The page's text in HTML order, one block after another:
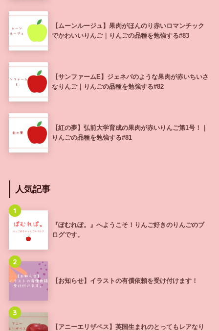
【ムーンルージュ】果肉がほんのり赤いロマンチック
でかわいいりんご｜りんごの品種を勉強する#83
【サンファームE】ジェネバのような果肉が赤いちいさ
なりんご｜りんごの品種を勉強する#82
【紅の夢】弘前大学育成の果肉が赤いりんご第1号！｜
りんごの品種を勉強する#81
人気記事
1
『ぽむれぽ。』へようこそ！りんご好きのりんごのブ
ログです。
2
【お知らせ】イラストの有償依頼を受け付けます！
3
【アニーエリザベス】英国生まれのとってもレアなり